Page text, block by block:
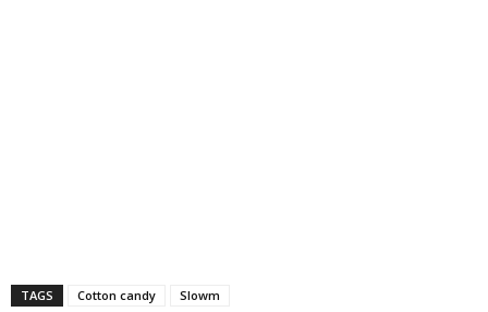
TAGS Cotton candy Slowm